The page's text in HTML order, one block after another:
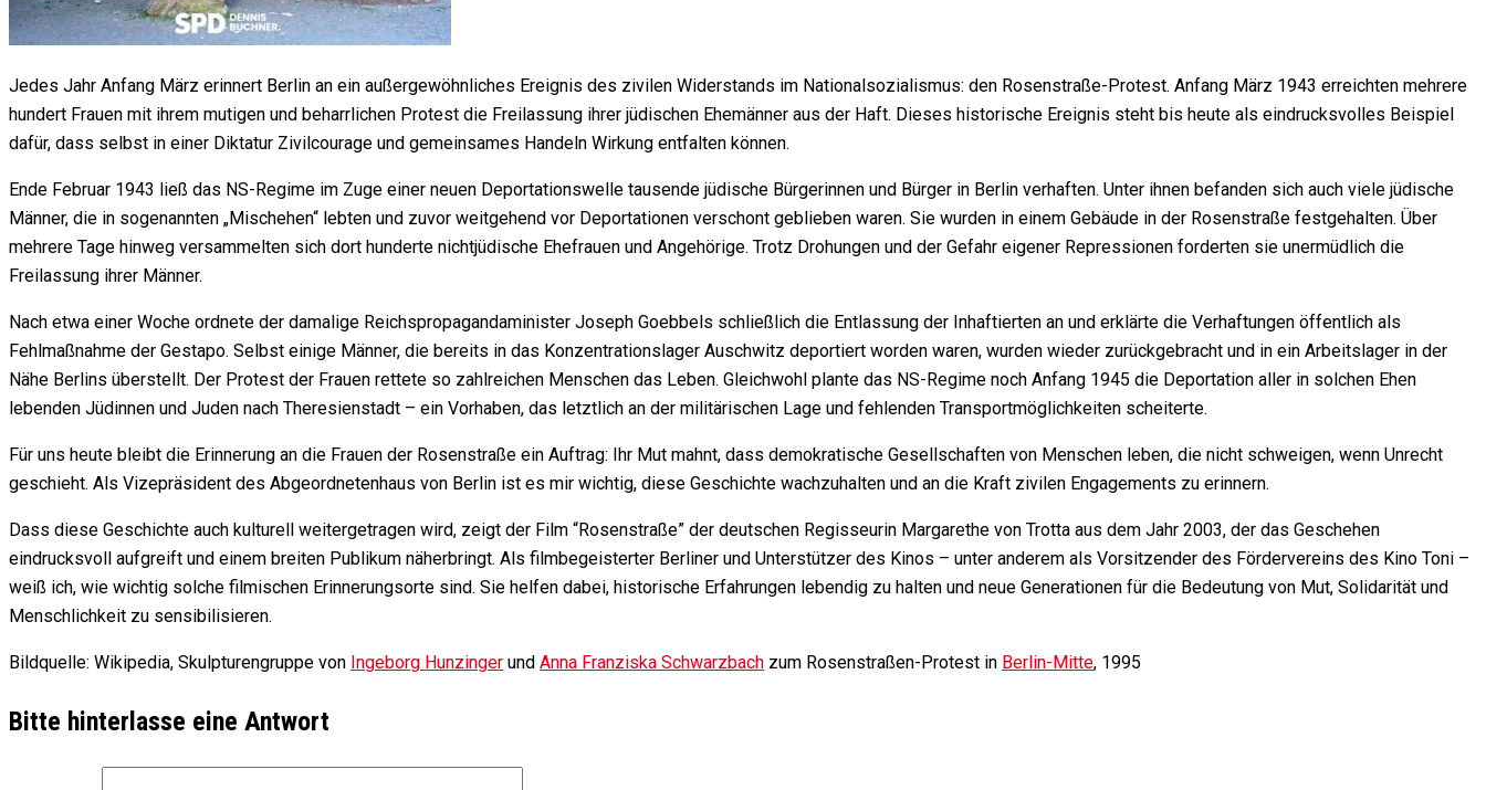
Jedes Jahr Anfang März erinnert Berlin an ein außergewöhnliches Ereignis des zivilen Widerstands im Nationalsozialismus: den Rosenstraße-Protest. Anfang März 1943 erreichten mehrere
hundert Frauen mit ihrem mutigen und beharrlichen Protest die Freilassung ihrer jüdischen Ehemänner aus der Haft. Dieses historische Ereignis steht bis heute als eindrucksvolles Beispiel
dafür, dass selbst in einer Diktatur Zivilcourage und gemeinsames Handeln Wirkung entfalten können.
Ende Februar 1943 ließ das NS-Regime im Zuge einer neuen Deportationswelle tausende jüdische Bürgerinnen und Bürger in Berlin verhaften. Unter ihnen befanden sich auch viele jüdische
Männer, die in sogenannten „Mischehen“ lebten und zuvor weitgehend vor Deportationen verschont geblieben waren. Sie wurden in einem Gebäude in der Rosenstraße festgehalten. Über
mehrere Tage hinweg versammelten sich dort hunderte nichtjüdische Ehefrauen und Angehörige. Trotz Drohungen und der Gefahr eigener Repressionen forderten sie unermüdlich die
Freilassung ihrer Männer.
Nach etwa einer Woche ordnete der damalige Reichspropagandaminister Joseph Goebbels schließlich die Entlassung der Inhaftierten an und erklärte die Verhaftungen öffentlich als
Fehlmaßnahme der Gestapo. Selbst einige Männer, die bereits in das Konzentrationslager Auschwitz deportiert worden waren, wurden wieder zurückgebracht und in ein Arbeitslager in der
Nähe Berlins überstellt. Der Protest der Frauen rettete so zahlreichen Menschen das Leben. Gleichwohl plante das NS-Regime noch Anfang 1945 die Deportation aller in solchen Ehen
lebenden Jüdinnen und Juden nach Theresienstadt – ein Vorhaben, das letztlich an der militärischen Lage und fehlenden Transportmöglichkeiten scheiterte.
Für uns heute bleibt die Erinnerung an die Frauen der Rosenstraße ein Auftrag: Ihr Mut mahnt, dass demokratische Gesellschaften von Menschen leben, die nicht schweigen, wenn Unrecht
geschieht. Als Vizepräsident des Abgeordnetenhaus von Berlin ist es mir wichtig, diese Geschichte wachzuhalten und an die Kraft zivilen Engagements zu erinnern.
Dass diese Geschichte auch kulturell weitergetragen wird, zeigt der Film “Rosenstraße” der deutschen Regisseurin Margarethe von Trotta aus dem Jahr 2003, der das Geschehen
eindrucksvoll aufgreift und einem breiten Publikum näherbringt. Als filmbegeisterter Berliner und Unterstützer des Kinos – unter anderem als Vorsitzender des Fördervereins des Kino Toni –
weiß ich, wie wichtig solche filmischen Erinnerungsorte sind. Sie helfen dabei, historische Erfahrungen lebendig zu halten und neue Generationen für die Bedeutung von Mut, Solidarität und
Menschlichkeit zu sensibilisieren.
Bildquelle: Wikipedia, Skulpturengruppe von Ingeborg Hunzinger und Anna Franziska Schwarzbach zum Rosenstraßen-Protest in Berlin-Mitte, 1995
Bitte hinterlasse eine Antwort